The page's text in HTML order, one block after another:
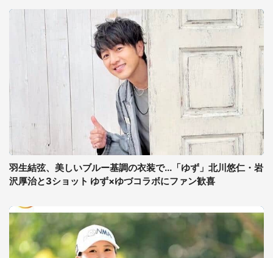
羽生結弦、美しいブルー基調の衣装で...「ゆず」北川悠仁・岩
沢厚治と3ショット ゆず×ゆづコラボにファン歓喜